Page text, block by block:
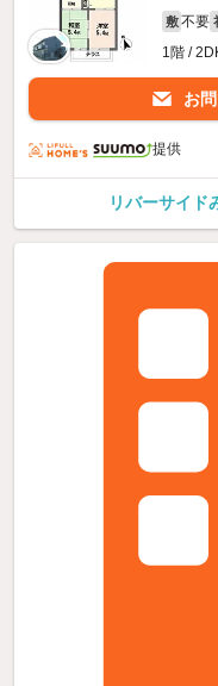
敷 不要
1階 /
お
提供
リバーサイド